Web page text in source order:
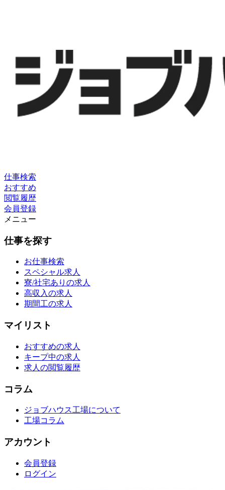
仕事検索
おすすめ
閲覧履歴
会員登録
メニュー
仕事を探す
お仕事検索
スペシャル求人
寮/社宅ありの求人
高収入の求人
期間工の求人
マイリスト
おすすめの求人
キープ中の求人
求人の閲覧履歴
コラム
ジョブハウス工場について
工場コラム
アカウント
会員登録
ログイン